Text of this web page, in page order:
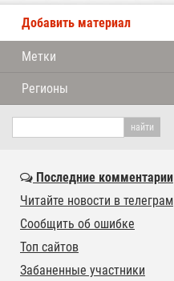
Добавить материал
Метки
Регионы
Последние комментарии
Читайте новости в телеграм
Сообщить об ошибке
Топ сайтов
Забаненные участники